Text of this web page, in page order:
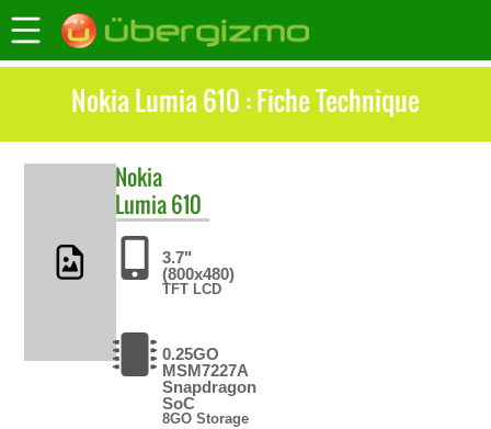
Nokia Lumia 610 : Fiche Technique
Nokia
Lumia 610
3.7"
(800x480)
TFT LCD
0.25GO
MSM7227A
Snapdragon
SoC
8GO Storage